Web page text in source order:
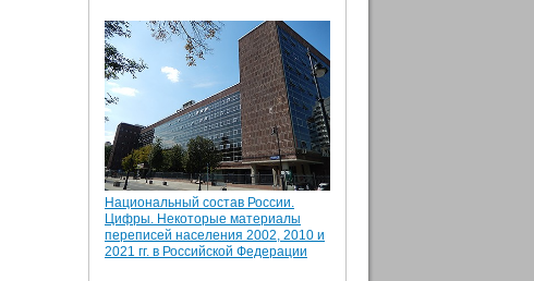
Национальный состав России.
Цифры. Некоторые материалы
переписей населения 2002, 2010 и
2021 гг. в Российской Федерации